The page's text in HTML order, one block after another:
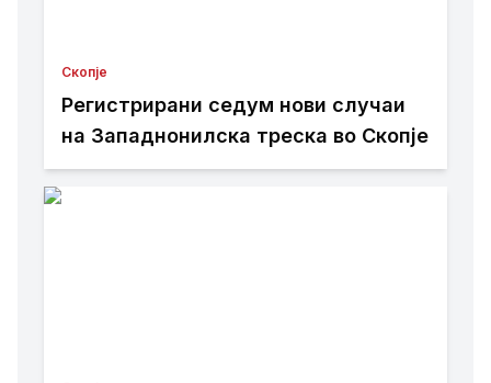
Скопје
Регистрирани седум нови случаи
на Западнонилска треска во Скопје